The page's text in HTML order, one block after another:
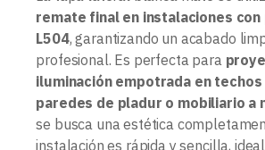
remate final en instalaciones con
L504, garantizando un acabado
profesional. Es perfecta para
iluminación empotrada en
paredes de pladur o mobiliario a
se busca una estética
instalación es rápida y sencilla,